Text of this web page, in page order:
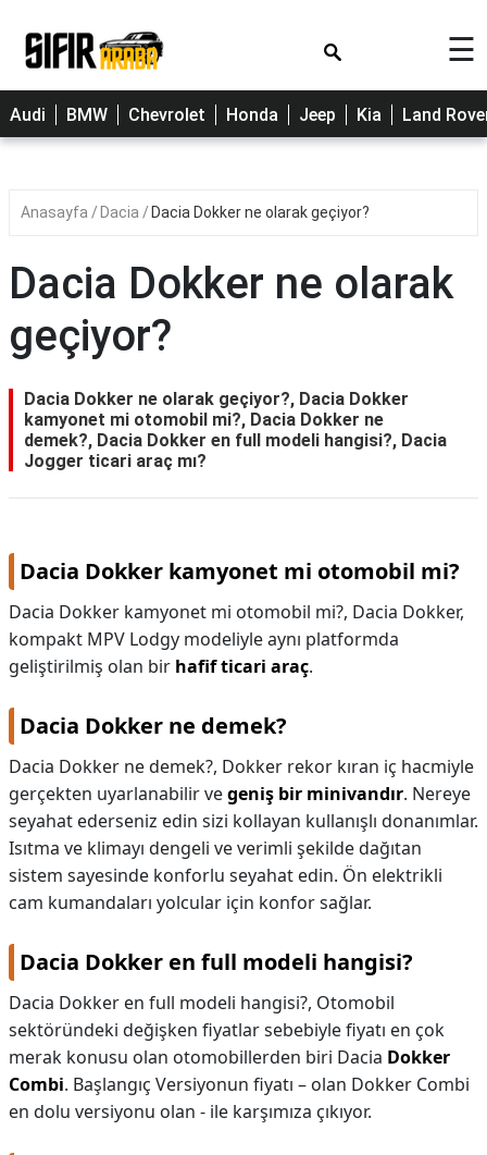
Cherry
Citroen
Fiat
Hyundai
Opel
Peugeot
Renault
Toyota
☰
Audi BMW Chevrolet Honda Jeep Kia Land
Anasayfa Dacia Dacia Dokker ne olarak geçiyor?
Dacia Dokker ne olarak
geçiyor?
Dacia Dokker ne olarak geçiyor?, Dacia Dokker
kamyonet mi otomobil mi?, Dacia Dokker ne
demek?, Dacia Dokker en full modeli hangisi?, Dacia
Jogger ticari araç mı?
Dacia Dokker kamyonet mi otomobil mi?
Dacia Dokker kamyonet mi otomobil mi?, Dacia Dokker,
kompakt MPV Lodgy modeliyle aynı platformda
geliştirilmiş olan bir hafif ticari araç.
Dacia Dokker ne demek?
Dacia Dokker ne demek?, Dokker rekor kıran iç hacmiyle
gerçekten uyarlanabilir vegeniş bir minivandır. Nereye
seyahat ederseniz edin sizi kollayan kullanışlı donanımlar.
Isıtma ve klimayı dengeli ve verimli şekilde dağıtan
sistem sayesinde konforlu seyahat edin. Ön elektrikli
cam kumandaları yolcular için konfor sağlar.
Dacia Dokker en full modeli hangisi?
Dacia Dokker en full modeli hangisi?, Otomobil
sektöründeki değişken fiyatlar sebebiyle fiyatı en çok
merak konusu olan otomobillerden biri Dacia Dokker
Combi. Başlangıç Versiyonun fiyatı – olan Dokker Combi
en dolu versiyonu olan - ile karşımıza çıkıyor.